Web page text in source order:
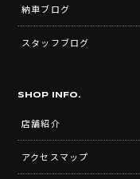
納車ブログ
スタッフブログ
SHOP INFO.
店舗紹介
アクセスマップ